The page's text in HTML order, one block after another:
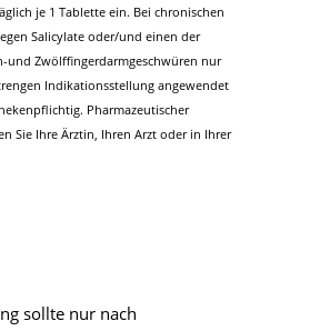
je 1 Tablette ein. Bei chronischen
Salicylate oder/und einen der
und Zwölffingerdarmgeschwüren nur
Indikationsstellung angewendet
Pharmazeutischer
Sie Ihre Ärztin, Ihren Arzt oder in Ihrer
sollte nur nach